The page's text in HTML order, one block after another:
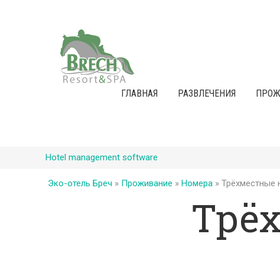
ГЛАВНАЯ РАЗВЛЕЧЕНИЯ
Hotel management software
Эко-отель Бреч » Проживание » Номера» Трёхместные